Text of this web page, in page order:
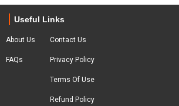
Useful Links
About Us
FAQs
Contact Us
Privacy Policy
Terms Of Use
Refund Policy